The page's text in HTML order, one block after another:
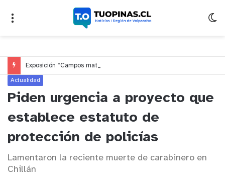
Actualidad
Piden urgencia a proyecto que
establece estatuto de
protección de policías
Lamentaron la reciente muerte de carabinero en
Chillán